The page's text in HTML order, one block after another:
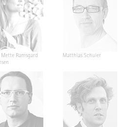
Ramsgard
Matthias Schuler